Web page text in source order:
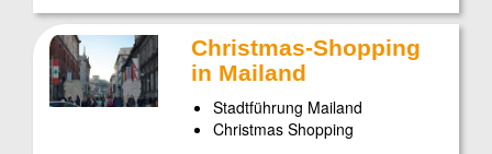
Christmas-Shopping
in Mailand
Stadtführung Mailand
Christmas Shopping